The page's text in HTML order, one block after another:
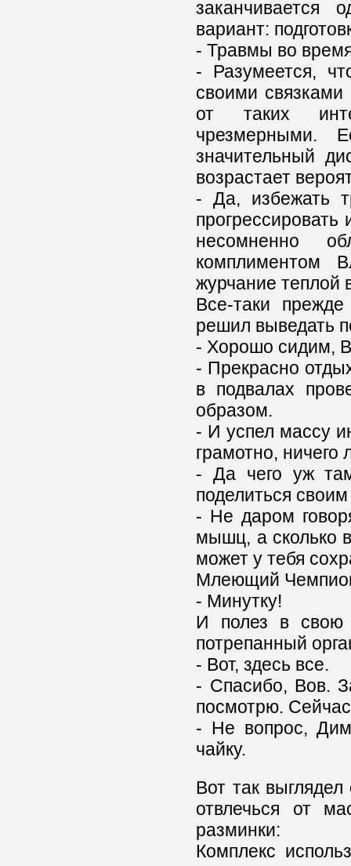
вариант:
- Травмы во
- Разумеется,
своими
от таких
чрезмерными.
значительный
возрастает
- Да, избежать
несомненно
комплиментом
журчание теплой
Все-таки
решил выведать
- Хорошо сидим,
- Прекрасно
в подвалах
образом.
- И успел массу
грамотно, ничего
- Да чего уж
поделиться
- Не даром
мышц, а сколько
может у тебя
Млеющий
- Минутку!
И полез в свою
потрепанный
- Вот, здесь все.
- Спасибо, Вов.
посмотрю. Сейчас
- Не вопрос,
чайку.
Вот так выглядел
отвлечься от
разминки:
Комплекс